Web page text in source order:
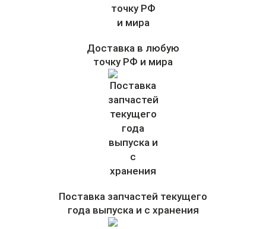
Доставка в любую
точку РФ и мира
Поставка запчастей текущего
года выпуска и с хранения